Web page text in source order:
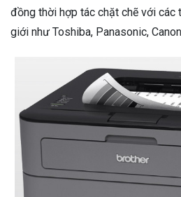
đồng thời hợp tác chặt chẽ với các
giới như Toshiba, Panasonic,